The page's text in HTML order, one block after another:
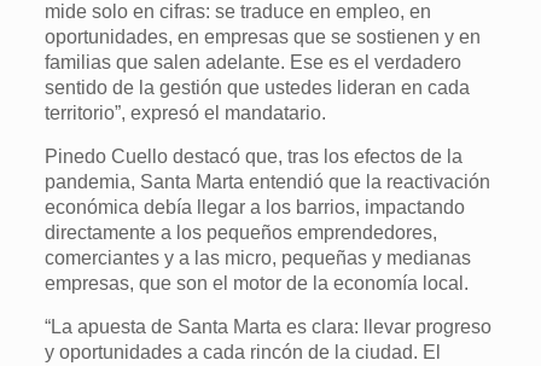
mide solo en cifras: se traduce en empleo, en
oportunidades, en empresas que se sostienen y en
familias que salen adelante. Ese es el verdadero
sentido de la gestión que ustedes lideran en cada
territorio”, expresó el mandatario.
Pinedo Cuello destacó que, tras los efectos de la
pandemia, Santa Marta entendió que la reactivación
económica debía llegar a los barrios, impactando
directamente a los pequeños emprendedores,
comerciantes y a las micro, pequeñas y medianas
empresas, que son el motor de la economía local.
“La apuesta de Santa Marta es clara: llevar progreso
y oportunidades a cada rincón de la ciudad. El